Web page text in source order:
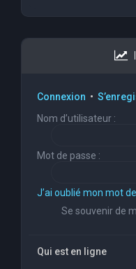
Connexion •
Nom d’utilisateur :
Mot de passe :
J’ai oublié mon mot
Se souvenir de
Qui est en ligne